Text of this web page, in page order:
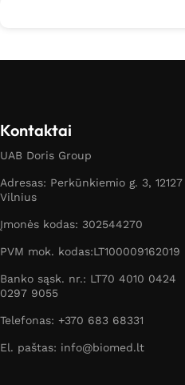
Kontaktai
UAB Doris Group
Adresas: Perkūnkiemio g. 3, 12127
Vilnius
Įmonės kodas: 302544270
PVM mok. kodas:LT100009162019
Banko sąsk. nr.: LT70 4010 0424
0297 9055
Telefonas: +370 683 68331
El. paštas: info@biomed.lt